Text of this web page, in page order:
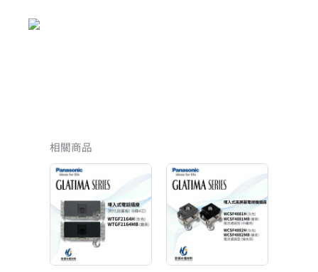
相關商品
價
圍：
NT$148
到
價
圍：
NT$440
到
NT$594